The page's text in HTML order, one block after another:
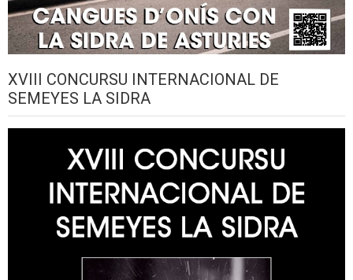
XVIII CONCURSU INTERNACIONAL DE
SEMEYES LA SIDRA